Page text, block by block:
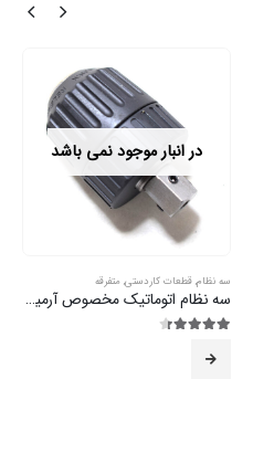
در انبار موجود نمی باشد
سه نظام, قطعات کاردستی, متفرقه
سه نظام اتوماتیک مخصوص آرمیچر